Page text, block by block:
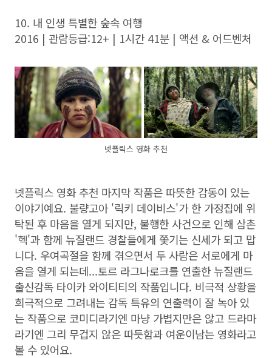
10. 내 인생 특별한 숲속 여행
2016 | 관람등급:12+ | 1시간 41분 | 액션 & 어드벤처
넷플릭스 영화 추천
넷플릭스 영화 추천 마지막 작품은 따뜻한 감동이 있는
이야기예요. 불량고아 '릭키 데이비스'가 한 가정집에 위
탁된 후 마음을 열게 되지만, 불행한 사건으로 인해 삼촌
'헥'과 함께 뉴질랜드 경찰들에게 쫓기는 신세가 되고 맙
니다. 우여곡절을 함께 겪으면서 두 사람은 서로에게 마
음을 열게 되는데...토르 라그나로크를 연출한 뉴질랜드
출신감독 타이카 와이티티의 작품입니다. 비극적 상황을
희극적으로 그려내는 감독 특유의 연출력이 잘 녹아 있
는 작품으로 코미디라기엔 마냥 가볍지만은 않고 드라마
라기엔 그리 무겁지 않은 따듯함과 여운이남는 영화라고
볼 수 있어요.